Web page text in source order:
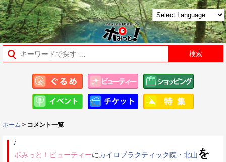
ホーム > コメント一覧
/
ポみっと！ビューティーにカイロプラクティック院・北山を